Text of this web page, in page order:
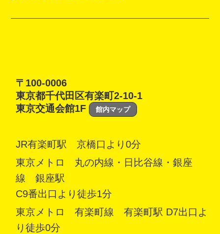
〒100-0006
東京都千代田区有楽町2-10-1
東京交通会館1F
館内マップ
JR有楽町駅 京橋口より0分
東京メトロ 丸の内線・日比谷線・銀座
線 銀座駅
C9番出口より徒歩1分
東京メトロ 有楽町線 有楽町駅 D7出口よ
り徒歩0分